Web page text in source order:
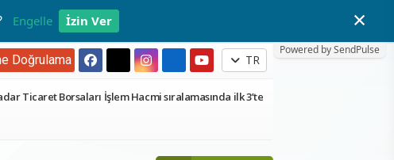
Engelle İzin Ver
Powered by SendPulse
×
TR
Doğrulama
Ticaret Borsaları İşlem Hacmi sıralamasında ilk 3’te